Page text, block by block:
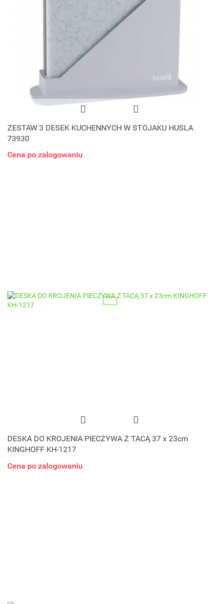
ZESTAW 3 DESEK KUCHENNYCH W STOJAKU HUSLA
73930
Cena po zalogowaniu
DESKA DO KROJENIA PIECZYWA Z TACĄ 37 x 23cm
KINGHOFF KH-1217
Cena po zalogowaniu